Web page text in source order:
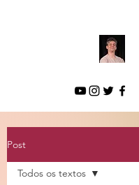
Post
Todos os textos